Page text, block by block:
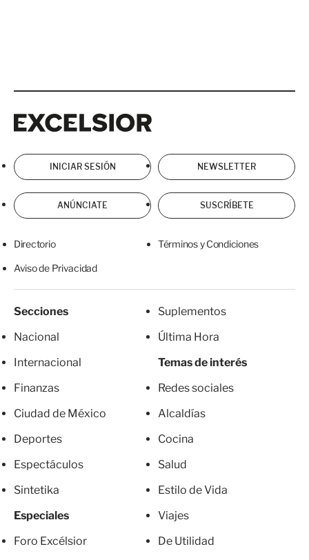
INICIAR SESIÓN NEWSLETTER
ANÚNCIATE SUSCRÍBETE
Directorio Términos y Condiciones
Aviso de Privacidad
Secciones
Nacional
Internacional
Finanzas
Ciudad de México
Deportes
Espectáculos
Sintetika
Especiales
Foro Excélsior
Suplementos
Última Hora
Temas de interés
Redes sociales
Alcaldías
Cocina
Salud
Estilo de Vida
Viajes
De Utilidad